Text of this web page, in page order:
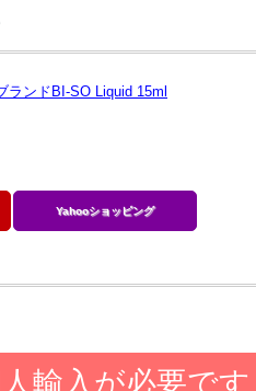
ンドBI-SO Liquid 15ml
Yahooショッピング
輸入が必要です